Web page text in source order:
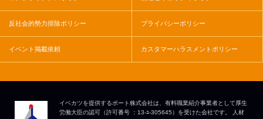
反社会的勢力排除ポリシー プライバシーポリシー
イベント掲載依頼 カスタマーハラスメントポリシー